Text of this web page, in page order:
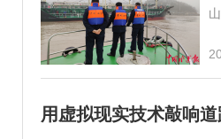
用虚拟现实技术敲响